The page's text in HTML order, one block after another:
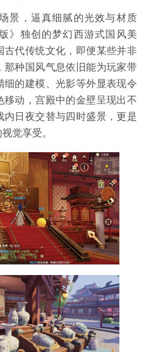
，逼真细腻的光效与材质
》独创的梦幻西游式国风美
古代传统文化，即便某些并非
那种国风气息依旧能为玩家带
细的建模、光影等外显表现令
移动，宫殿中的金壁呈现出不
内日夜交替与四时盛景，更是
觉享受。